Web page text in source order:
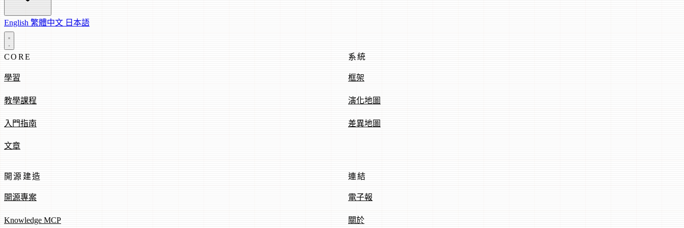
English 繁體中文 日本語
CORE
學習
教學課程
入門指南
文章
系統
框架
演化地圖
差異地圖
開源建造
開源專案
Knowledge MCP
連結
電子報
關於